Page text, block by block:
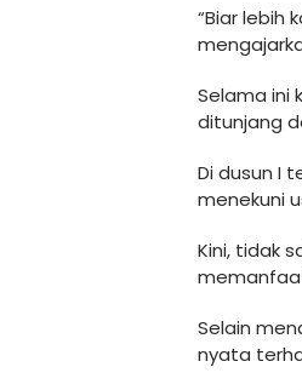
“Biar lebih
Selama ini
ditunjang
Di dusun I
menekuni
Kini, tidak
Selain
nyata